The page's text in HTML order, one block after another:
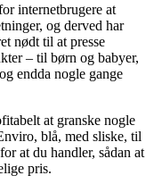
internetbrugere at
og derved har
nødt til at presse
– til børn og babyer,
endda nogle gange
at granske nogle
blå, med sliske, til
at du handler, sådan at
pris.